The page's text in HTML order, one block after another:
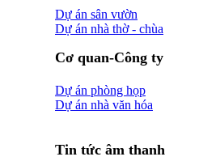
Dự án sân vườn
Dự án nhà thờ - chùa
Cơ quan-Công ty
Dự án phòng họp
Dự án nhà văn hóa
Tin tức âm thanh